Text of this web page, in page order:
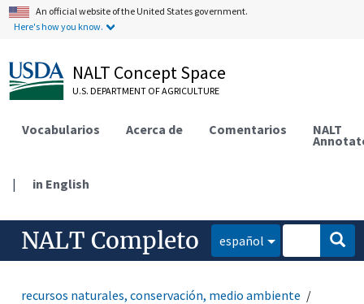
An official website of the United States government.
Here's how you know.
NALT Concept Space
U.S. DEPARTMENT OF AGRICULTURE
Vocabularios Acerca de Comentarios NALT
| in English
NALT Completo español
recursos naturales, conservación, medio ambiente